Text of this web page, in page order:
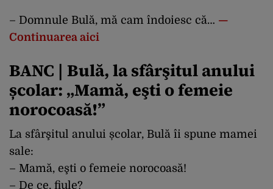
– Domnule Bulă, mă cam îndoiesc că… —
Continuarea aici
BANC | Bulă, la sfârşitul anului
școlar: „Mamă, eşti o femeie
norocoasă!”
La sfârşitul anului școlar, Bulă îi spune mamei
sale:
– Mamă, eşti o femeie norocoasă!
– De ce, fiule?